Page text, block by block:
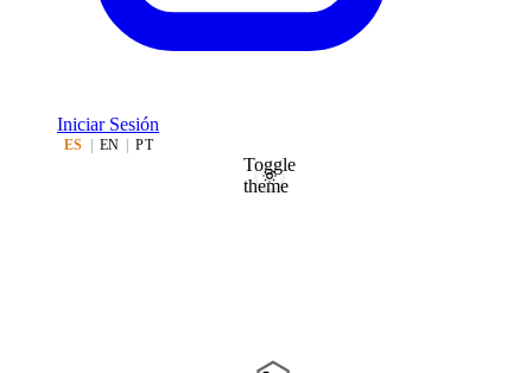
Iniciar Sesión
ES EN PT
Toggle
theme